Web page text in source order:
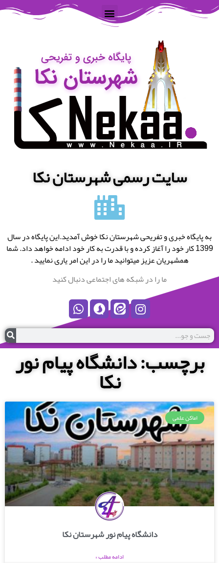
سایت رسمی شهرستان نکا
به پایگاه خبری و تفریحی شهرستان نکا خوش آمدید.این پایگاه در سال
1399 کار خود را آغاز کرده و با قدرت به کار خود ادامه خواهد داد. شما
همشهریان عزیز میتوانید ما را در این امر یاری نمایید .
ما را در شبکه های اجتماعی دنبال کنید
برچسب: دانشگاه پیام نور
نکا
اماکن علمی
دانشگاه پیام نور شهرستان نکا
ادامه مطلب »